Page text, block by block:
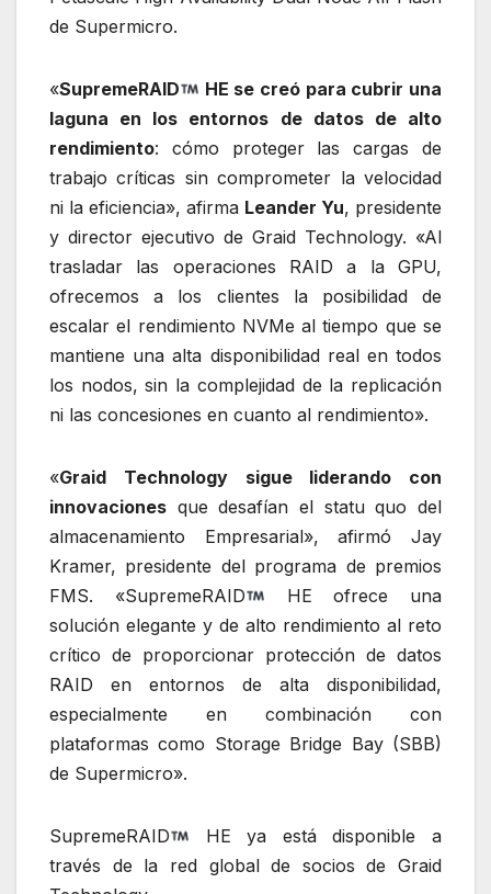
de Supermicro.
«SupremeRAID
HE se creó para cubrir una
laguna en los entornos de datos de alto
rendimiento: cómo proteger las cargas de
trabajo críticas sin comprometer la velocidad
ni la eficiencia», afirma Leander Yu, presidente
y director ejecutivo de Graid Technology. «Al
trasladar las operaciones RAID a la GPU,
ofrecemos a los clientes la posibilidad de
escalar el rendimiento NVMe al tiempo que se
mantiene una alta disponibilidad real en todos
los nodos, sin la complejidad de la replicación
ni las concesiones en cuanto al rendimiento».
«Graid Technology sigue liderando con
innovaciones que desafían el statu quo del
almacenamiento Empresarial», afirmó Jay
Kramer, presidente del programa de premios
FMS. «SupremeRAID
HE ofrece una
solución elegante y de alto rendimiento al reto
crítico de proporcionar protección de datos
RAID en entornos de alta disponibilidad,
especialmente en combinación con
plataformas como Storage Bridge Bay (SBB)
de Supermicro».
SupremeRAID
HE ya está disponible a
través de la red global de socios de Graid